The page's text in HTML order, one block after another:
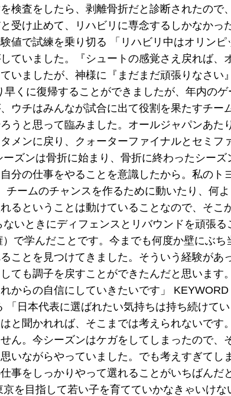
検査をしたら、剥離骨折だと診断されたので
受け止めて、リハビリに専念するしかなかっ
値で試練を乗り切る 「リハビリ中はオリンピ
ていました。『シュートの感覚さえ戻れば、
いましたが、神様に『まだまだ頑張りなさい
くに復帰することができましたが、年内のゲ
ウチはみんなが試合に出て役割を果たすチー
うと思って臨みました。オールジャパンあた
メンに戻り、クォーターファイナルとセミフ
ズンは骨折に始まり、骨折に終わったシーズ
分の仕事をやることを意識したから。私のト
ームのチャンスを作るために動いたり、何
るということは動けていることなので、そこ
いときにディフェンスとリバウンドを頑張る
で学んだことです。今までも何度か壁にぶち
ことを見つけてきました。そういう経験があ
ても調子を戻すことができたんだと思います
からの自信にしていきたいです」
日本代表に選ばれたい気持ちは持ち続けて
と聞かれれば、そこまでは考えられないです
ん。今シーズンはケガをしてしまったので、
いながらやっていました。でも考えすぎてし
事をしっかりやって選れることがいちばんだ
を目指して若い子を育てていかなきゃいけな